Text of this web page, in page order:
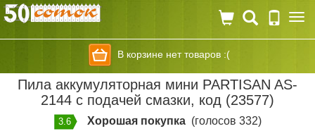
В корзине нет товаров :(
Пила аккумуляторная мини PARTISAN AS-
2144 с подачей смазки, код (23577)
3.6 Хорошая покупка (голосов 332)